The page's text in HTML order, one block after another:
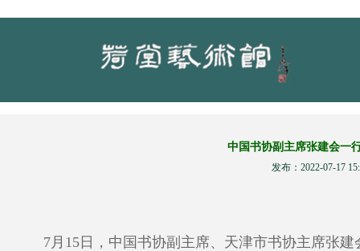
中国书协副主席张建会一
发布：2022-07-17
7月15日，中国书协副主席、天津市书协主席张